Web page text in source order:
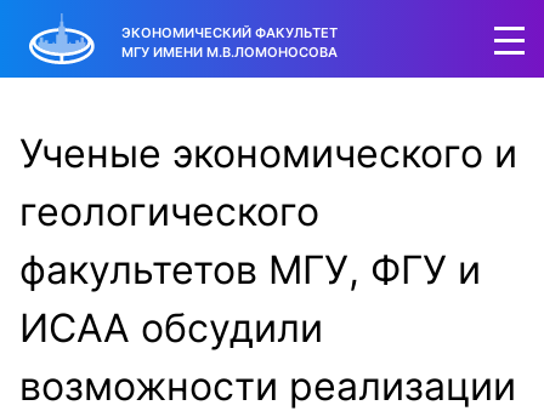
ЭКОНОМИЧЕСКИЙ ФАКУЛЬТЕТ
МГУ ИМЕНИ М.В.ЛОМОНОСОВА
Ученые экономического и
геологического
факультетов МГУ, ФГУ и
ИСАА обсудили
возможности реализации